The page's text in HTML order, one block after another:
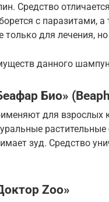
Средство
с
только для лечения,
данного
Био»
для взрослых
зуд. Средство
Zoo»